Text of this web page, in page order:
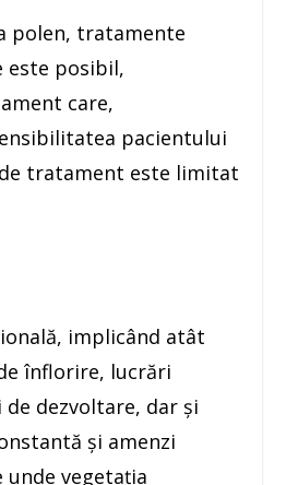
polen, tratamente
este posibil,
care,
pacientului
tratament este limitat
implicând atât
înflorire, lucrări
dezvoltare, dar și
și amenzi
vegetația